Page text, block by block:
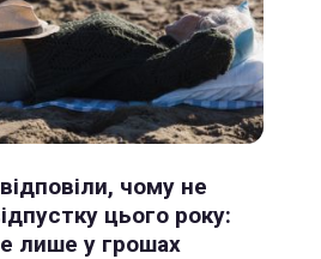
чому не
цього року:
лише у грошах